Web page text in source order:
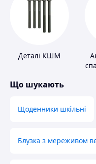
Деталі КШМ
Що шукають
Щоденники шкільні
Блузка з мереживом